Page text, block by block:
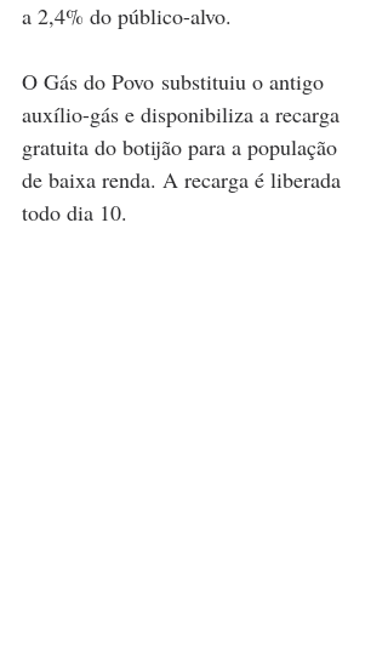
a 2,4% do público-alvo.
O Gás do Povo substituiu o antigo
auxílio-gás e disponibiliza a recarga
gratuita do botijão para a população
de baixa renda. A recarga é liberada
todo dia 10.